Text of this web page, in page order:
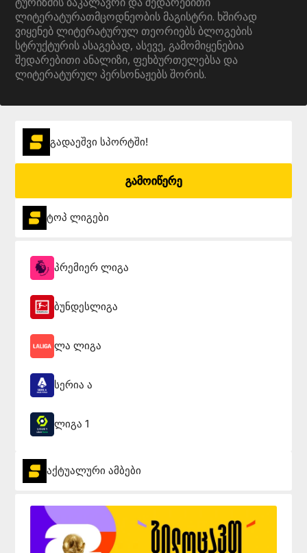
ლიტერატურათმცოდნეობის მაგისტრი. ხშირად
ვიყენებ ლიტერატურულ თეორიებს ბლოგების
სტრუქტურის ასაგებად, ასევე, გამომიყენებია
შედარებითი ანალიზი, ფეხბურთელებსა და
ლიტერატურულ პერსონაჟებს შორის.
გადაეშვი სპორტში!
გამოიწერე
ტოპ ლიგები
პრემიერ ლიგა
ბუნდესლიგა
ლა ლიგა
სერია ა
ლიგა 1
აქტუალური ამბები